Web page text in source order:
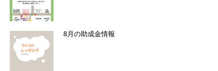
8月の助成金情報